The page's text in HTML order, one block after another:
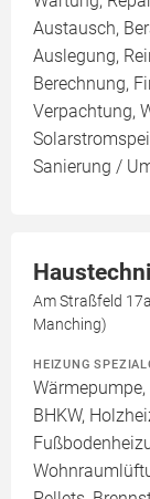
Austausch,
Auslegung,
Berechnung,
Verpachtung,
Sanierung /
Am Straßfeld
Manching)
HEIZUNG
BHKW,